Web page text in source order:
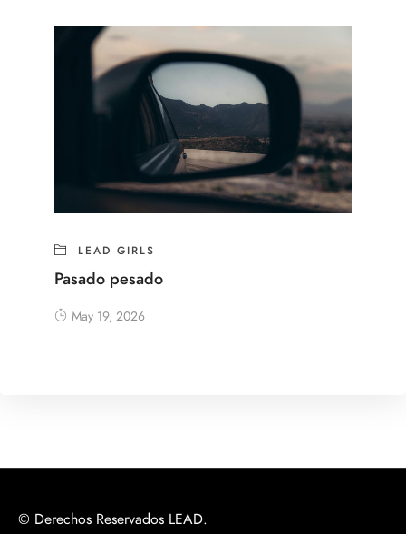
LEAD GIRLS
Pasado pesado
May 19, 2026
© Derechos Reservados LEAD.